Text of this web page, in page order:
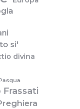
si'
divina
Frassati